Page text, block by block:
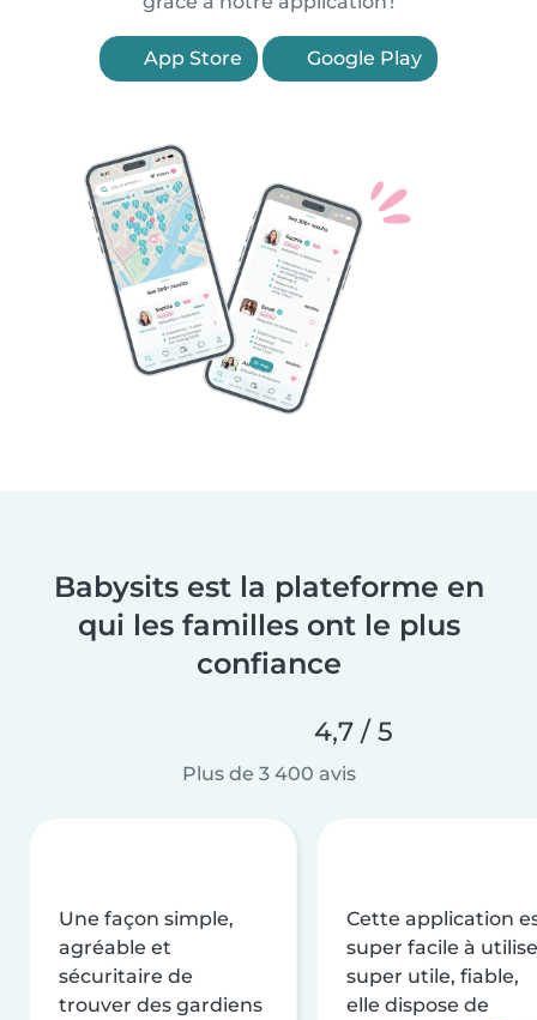
App Store Google Play
Babysits est la plateforme en
qui les familles ont le plus
confiance
4,7 / 5
Plus de 3 400 avis
Une façon simple,
agréable et
sécuritaire de
trouver des gardiens
Cette application
super facile à
super utile, fiable,
elle dispose de